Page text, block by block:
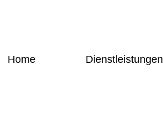
Home Dienstleistungen